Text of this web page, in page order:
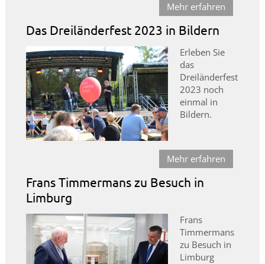
Mehr erfahren
Das Dreiländerfest 2023 in Bildern
Erleben Sie
das
Dreiländerfest
2023 noch
einmal in
Bildern.
Mehr erfahren
Frans Timmermans zu Besuch in
Limburg
Frans
Timmermans
zu Besuch in
Limburg